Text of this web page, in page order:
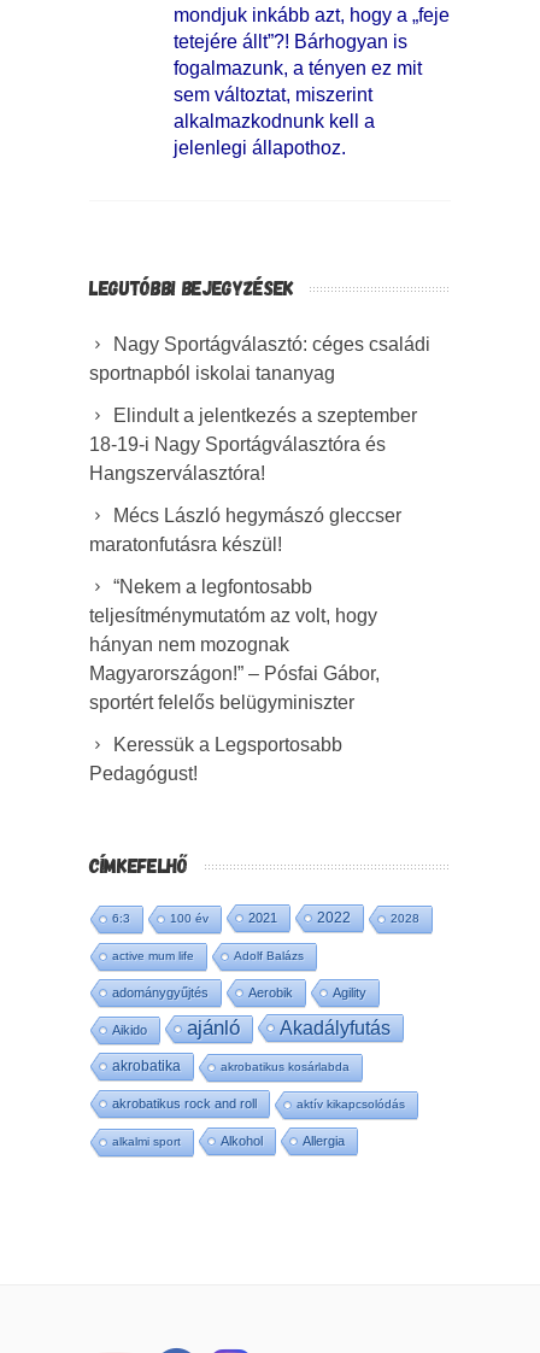
mondjuk inkább azt, hogy a „feje
tetejére állt”?! Bárhogyan is
fogalmazunk, a tényen ez mit
sem változtat, miszerint
alkalmazkodnunk kell a
jelenlegi állapothoz.
LEGUTÓBBI BEJEGYZÉSEK
Nagy Sportágválasztó: céges családi
sportnapból iskolai tananyag
Elindult a jelentkezés a szeptember
18-19-i Nagy Sportágválasztóra és
Hangszerválasztóra!
Mécs László hegymászó gleccser
maratonfutásra készül!
“Nekem a legfontosabb
teljesítménymutatóm az volt, hogy
hányan nem mozognak
Magyarországon!” – Pósfai Gábor,
sportért felelős belügyminiszter
Keressük a Legsportosabb
Pedagógust!
CÍMKEFELHŐ
6:3 100 év 2021 2022 2028
active mum life Adolf Balázs
adománygyűjtés Aerobik Agility
Aikido ajánló Akadályfutás
akrobatika akrobatikus kosárlabda
akrobatikus rock and roll aktív kikapcsolódás
alkalmi sport Alkohol Allergia